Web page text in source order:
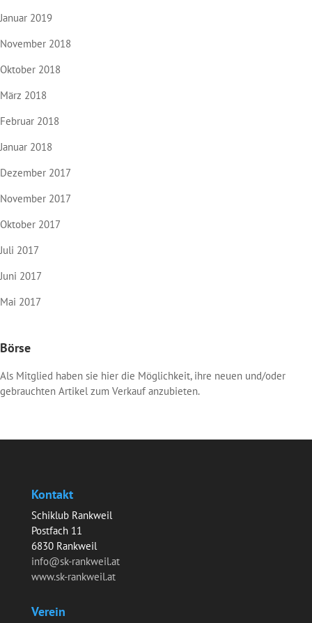
Januar 2019
November 2018
Oktober 2018
März 2018
Februar 2018
Januar 2018
Dezember 2017
November 2017
Oktober 2017
Juli 2017
Juni 2017
Mai 2017
Börse
Als Mitglied haben sie hier die Möglichkeit, ihre neuen und/oder
gebrauchten Artikel zum Verkauf anzubieten.
Kontakt
Schiklub Rankweil
Postfach 11
6830 Rankweil
info@sk-rankweil.at
www.sk-rankweil.at
Verein